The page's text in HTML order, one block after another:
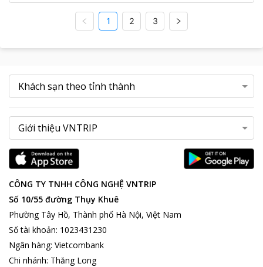
1 2 3
CÔNG TY TNHH CÔNG NGHỆ VNTRIP
Số 10/55 đường Thụy Khuê
Phường Tây Hồ, Thành phố Hà Nội, Việt Nam
Số tài khoản: 1023431230
Ngân hàng: Vietcombank
Chi nhánh: Thăng Long